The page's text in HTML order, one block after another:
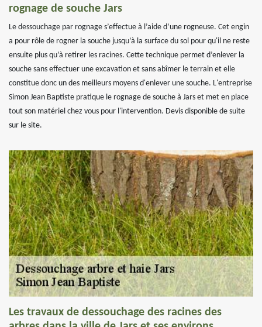
rognage de souche Jars
Le dessouchage par rognage s’effectue à l’aide d’une rogneuse. Cet engin
a pour rôle de rogner la souche jusqu’à la surface du sol pour qu'il ne reste
ensuite plus qu’à retirer les racines. Cette technique permet d’enlever la
souche sans effectuer une excavation et sans abîmer le terrain et elle
constitue donc un des meilleurs moyens d'enlever une souche. L'entreprise
Simon Jean Baptiste pratique le rognage de souche à Jars et met en place
tout son matériel chez vous pour l'intervention. Devis disponible de suite
sur le site.
Les travaux de dessouchage des racines des